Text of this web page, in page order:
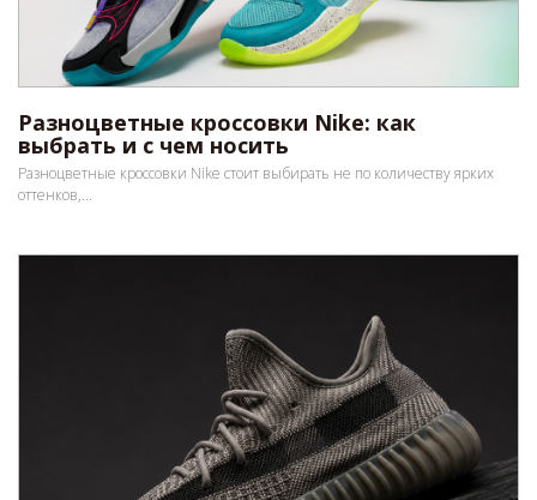
Разноцветные кроссовки Nike: как
выбрать и с чем носить
Разноцветные кроссовки Nike стоит выбирать не по количеству ярких
оттенков,...